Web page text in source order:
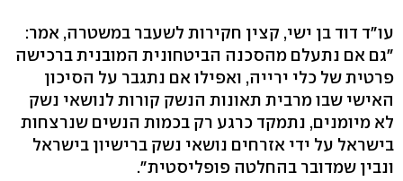
עו"ד דוד בן ישי, קצין חקירות לשעבר במשטרה, אמר:
"גם אם נתעלם מהסכנה הביטחונית המובנית ברכישה
פרטית של כלי ירייה, ואפילו אם נתגבר על הסיכון
האישי שבו מרבית תאונות הנשק קורות לנושאי נשק
לא מיומנים, נתמקד כרגע רק בכמות הנשים שנרצחות
בישראל על ידי אזרחים נושאי נשק ברישיון בישראל
ונבין שמדובר בהחלטה פופליסטית".